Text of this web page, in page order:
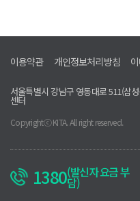
이용약관 개인정보처리방침
서울특별시 강남구 영동대로 511(삼
센터
Copyrightⓒ KITA. All right reserved.
1380(발신자 요금 부
담)